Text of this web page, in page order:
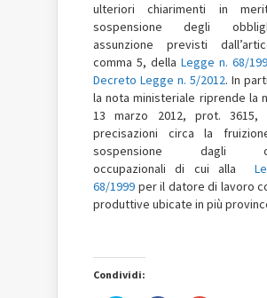
ulteriori chiarimenti in
sospensione degli
assunzione previsti
comma 5, della Legge n. 68/
Decreto Legge n. 5/2012. In
la nota ministeriale riprende la
13 marzo 2012, prot. 3615,
precisazioni circa la
sospensione dagli
occupazionali di cui alla
68/1999 per il datore di lavoro
produttive ubicate in più
Condividi: